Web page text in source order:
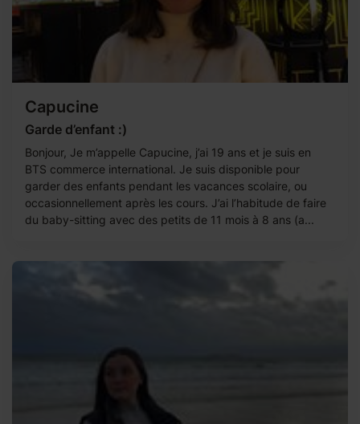
Capucine
Garde d’enfant :)
Bonjour, Je m’appelle Capucine, j’ai 19 ans et je suis en
BTS commerce international. Je suis disponible pour
garder des enfants pendant les vacances scolaire, ou
occasionnellement après les cours. J’ai l’habitude de faire
du baby-sitting avec des petits de 11 mois à 8 ans (a...